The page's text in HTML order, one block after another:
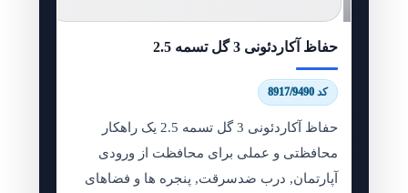
حفاظ آکاردئونی 3 گل تسمه 2.5
کد 8917/9490
حفاظ آکاردئونی 3 گل تسمه 2.5 یک راهکار
محافظتی و عملی برای محافظت از ورودی
آپارتمان, درب ضدسرقت, پنجره ها و فضاهای